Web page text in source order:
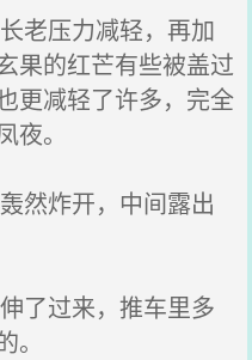
老压力减轻，再加
果的红芒有些被盖过
更减轻了许多，完全
。
然炸开，中间露出
了过来，推车里多